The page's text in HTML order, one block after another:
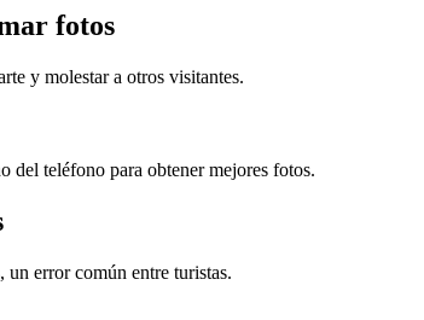
fotos
y molestar a otros visitantes.
del teléfono para obtener mejores fotos.
un error común entre turistas.